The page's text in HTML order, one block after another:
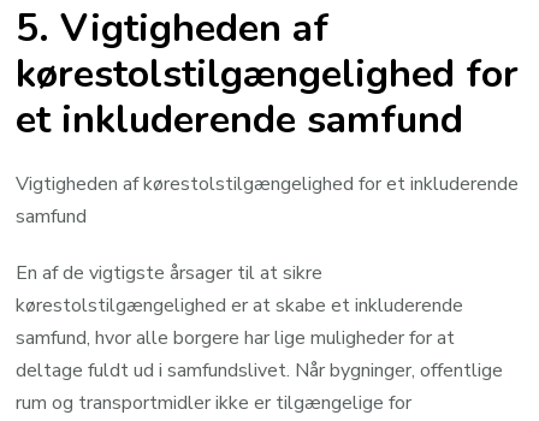
5. Vigtigheden af
kørestolstilgængelighed for
et inkluderende samfund
Vigtigheden af kørestolstilgængelighed for et inkluderende
samfund
En af de vigtigste årsager til at sikre
kørestolstilgængelighed er at skabe et inkluderende
samfund, hvor alle borgere har lige muligheder for at
deltage fuldt ud i samfundslivet. Når bygninger, offentlige
rum og transportmidler ikke er tilgængelige for